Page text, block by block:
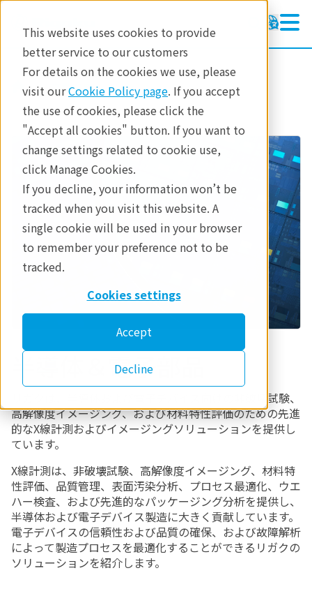
This website uses cookies to provide
better service to our customers
For details on the cookies we use, please
visit ourCookie Policy page. If you accept
the use of cookies, please click the
"Accept all cookies" button. If you want to
change settings related to cookie use,
click Manage Cookies.
If you decline, your information won’t be
tracked when you visit this website. A
single cookie will be used in your browser
to remember your preference not to be
tracked.
Cookies settings
Accept
Decline
産業分野
半導体＆電子部品
リガクは、半導体および電子デバイス向けの非破壊試験、
高解像度イメージング、および材料特性評価のための先進
的なX線計測およびイメージングソリューションを提供し
ています。
X線計測は、非破壊試験、高解像度イメージング、材料特
性評価、品質管理、表面汚染分析、プロセス最適化、ウエ
ハー検査、および先進的なパッケージング分析を提供し、
半導体および電子デバイス製造に大きく貢献しています。
電子デバイスの信頼性および品質の確保、および故障解析
によって製造プロセスを最適化することができるリガクの
ソリューションを紹介します。